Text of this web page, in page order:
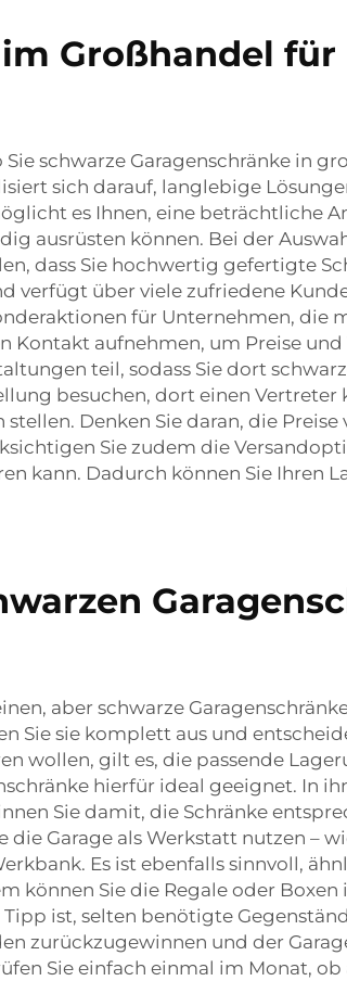
Großhandel für
schwarze Garagenschränke in
sich darauf, langlebige
es Ihnen, eine beträchtliche
ausrüsten können. Bei der
dass Sie hochwertig gefertigte
über viele zufriedene
für Unternehmen, die
aufnehmen, um Preise
teil, sodass Sie dort
besuchen, dort einen Vertreter
Denken Sie daran, die
Sie zudem die
kann. Dadurch können Sie Ihren
aber schwarze
Sie sie komplett aus und
wollen, gilt es, die passende
hierfür ideal geeignet. In
Sie damit, die Schränke
Garage als Werkstatt nutzen –
Es ist ebenfalls sinnvoll,
können Sie die Regale oder
ist, selten benötigte
zurückzugewinnen und der
Sie einfach einmal im Monat,